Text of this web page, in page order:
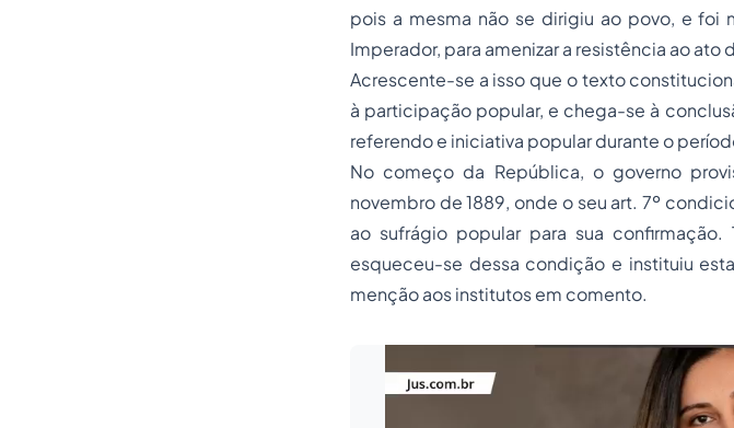
pois a mesma não se dirigiu ao povo, e
Imperador, para amenizar a resistência ao
Acrescente-se a isso que o texto
à participação popular, e chega-se à
referendo e iniciativa popular durante o
No começo da República, o governo
novembro de 1889, onde o seu art. 7º
ao sufrágio popular para sua
esqueceu-se dessa condição e instituiu
menção aos institutos em comento.